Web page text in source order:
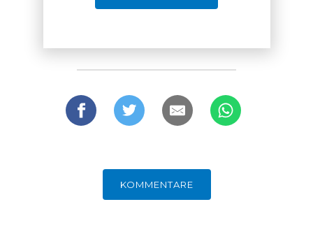
FACHKRÄFTEMANGEL
FINANZMÄRKTE
KOMMENTARE